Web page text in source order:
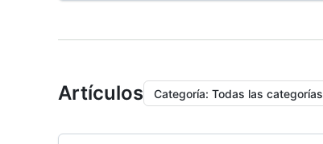
Artículos Categoría: Todas las categorías